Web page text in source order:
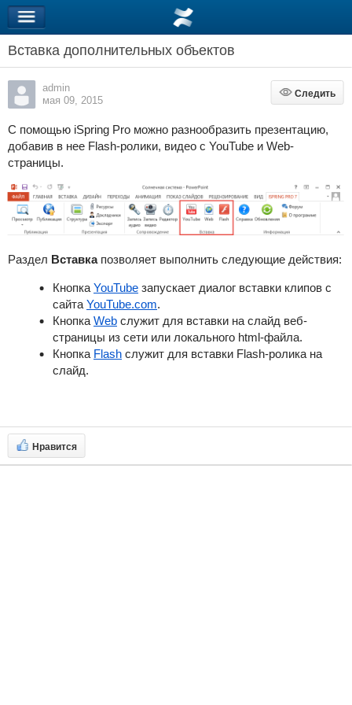
Вставка дополнительных объектов
admin
мая 09, 2015
Следить
Следить
С помощью iSpring Pro можно разнообразить презентацию,
добавив в нее Flash-ролики, видео с YouTube и Web-
страницы.
Раздел Вставка позволяет выполнить следующие действия:
Кнопка YouTubeзапускает диалог вставки клипов с
сайта YouTube.com.
Кнопка Webслужит для вставки на слайд веб-
страницы из сети или локального html-файла.
Кнопка Flashслужит для вставки Flash-ролика на
слайд.
Нравится